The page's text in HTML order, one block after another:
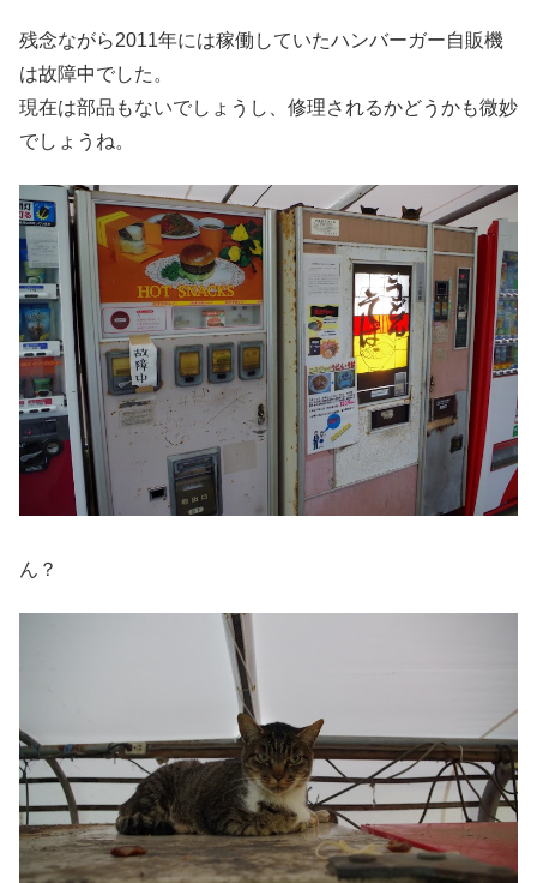
残念ながら2011年には稼働していたハンバーガー自販機
は故障中でした。
現在は部品もないでしょうし、修理されるかどうかも微妙
でしょうね。
ん？